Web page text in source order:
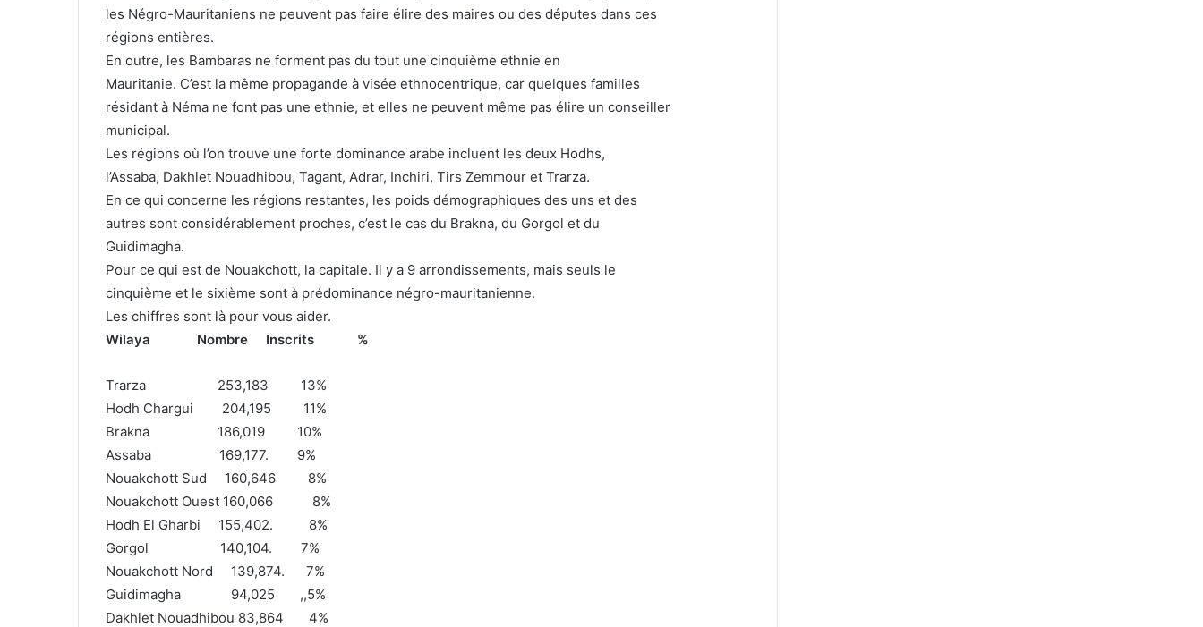
les Négro-Mauritaniens ne peuvent pas faire élire des maires ou des députes dans ces
régions entières.
En outre, les Bambaras ne forment pas du tout une cinquième ethnie en
Mauritanie. C’est la même propagande à visée ethnocentrique, car quelques familles
résidant à Néma ne font pas une ethnie, et elles ne peuvent même pas élire un conseiller
municipal.
Les régions où l’on trouve une forte dominance arabe incluent les deux Hodhs,
l’Assaba, Dakhlet Nouadhibou, Tagant, Adrar, Inchiri, Tirs Zemmour et Trarza.
En ce qui concerne les régions restantes, les poids démographiques des uns et des
autres sont considérablement proches, c’est le cas du Brakna, du Gorgol et du
Guidimagha.
Pour ce qui est de Nouakchott, la capitale. Il y a 9 arrondissements, mais seuls le
cinquième et le sixième sont à prédominance négro-mauritanienne.
Les chiffres sont là pour vous aider.
Wilaya Nombre Inscrits %
Trarza 253,183 13%
Hodh Chargui 204,195 11%
Brakna 186,019 10%
Assaba 169,177. 9%
Nouakchott Sud 160,646 8%
Nouakchott Ouest 160,066 8%
Hodh El Gharbi 155,402. 8%
Gorgol 140,104. 7%
Nouakchott Nord 139,874. 7%
Guidimagha 94,025 ,,5%
Dakhlet Nouadhibou 83,864 4%